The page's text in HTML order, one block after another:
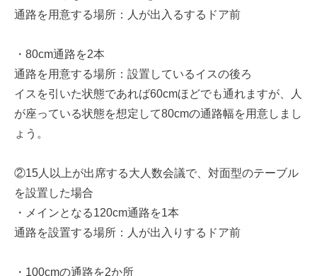
通路を用意する場所：人が出入るするドア前
・80cm通路を2本
通路を用意する場所：設置しているイスの後ろ
イスを引いた状態であれば60cmほどでも通れますが、人
が座っている状態を想定して80cmの通路幅を用意しまし
ょう。
②15人以上が出席する大人数会議で、対面型のテーブル
を設置した場合
・メインとなる120cm通路を1本
通路を設置する場所：人が出入りするドア前
・100cmの通路を2か所